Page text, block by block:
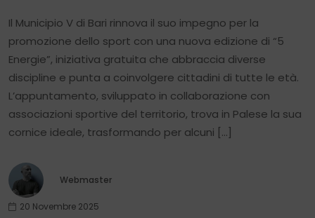
Il Municipio V di Bari rinnova il suo impegno per la
promozione dello sport con una nuova edizione di “5
Energie”, iniziativa gratuita che abbraccia diverse
discipline e punta a coinvolgere cittadini di tutte le età.
L’appuntamento, sviluppato in collaborazione con
associazioni sportive del territorio, trova in Palese la sua
cornice ideale, trasformando per alcuni […]
Webmaster
20 Novembre 2025